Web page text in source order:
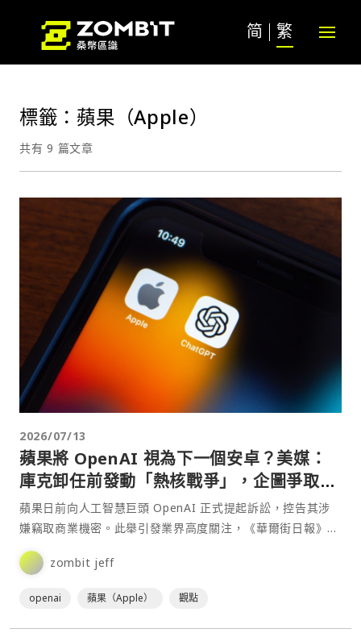
简 繁
標籤：蘋果（Apple）
共有 9 篇文章
2026/07/13
蘋果將 OpenAI 視為下一個安卓？美媒：
庫克卸任前發動「熱核戰爭」，企圖爭取產
品落後時間
蘋果日前向人工智慧巨頭 OpenAI 正式提起訴訟，控告其涉
嫌竊取商業機密。此舉引發業界高度關注，《華爾街日報》對
此⋯
zombit jeff
openai 蘋果（Apple） 觀點